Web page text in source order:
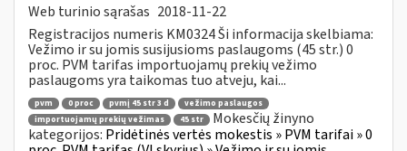
Web turinio sąrašas 2018-11-22
Registracijos numeris KM0324 Ši informacija skelbiama:
Vežimo ir su jomis susijusioms paslaugoms (45 str.) 0
proc. PVM tarifas importuojamų prekių vežimo
paslaugoms yra taikomas tuo atveju, kai...
pvm 0 proc pvmį 45 str 3 d
vežimo paslaugos
importuojamų prekių vežimas
45 str
Mokesčių žinyno
kategorijos: Pridėtinės vertės mokestis » PVM tarifai » 0